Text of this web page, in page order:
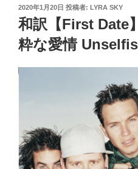
投
稿
日:
2020年1月20日 投稿者: LYRA SKY
和訳【First Date
粋な愛情